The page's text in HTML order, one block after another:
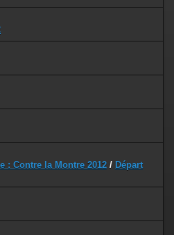
: Contre la Montre 2012 / Départ